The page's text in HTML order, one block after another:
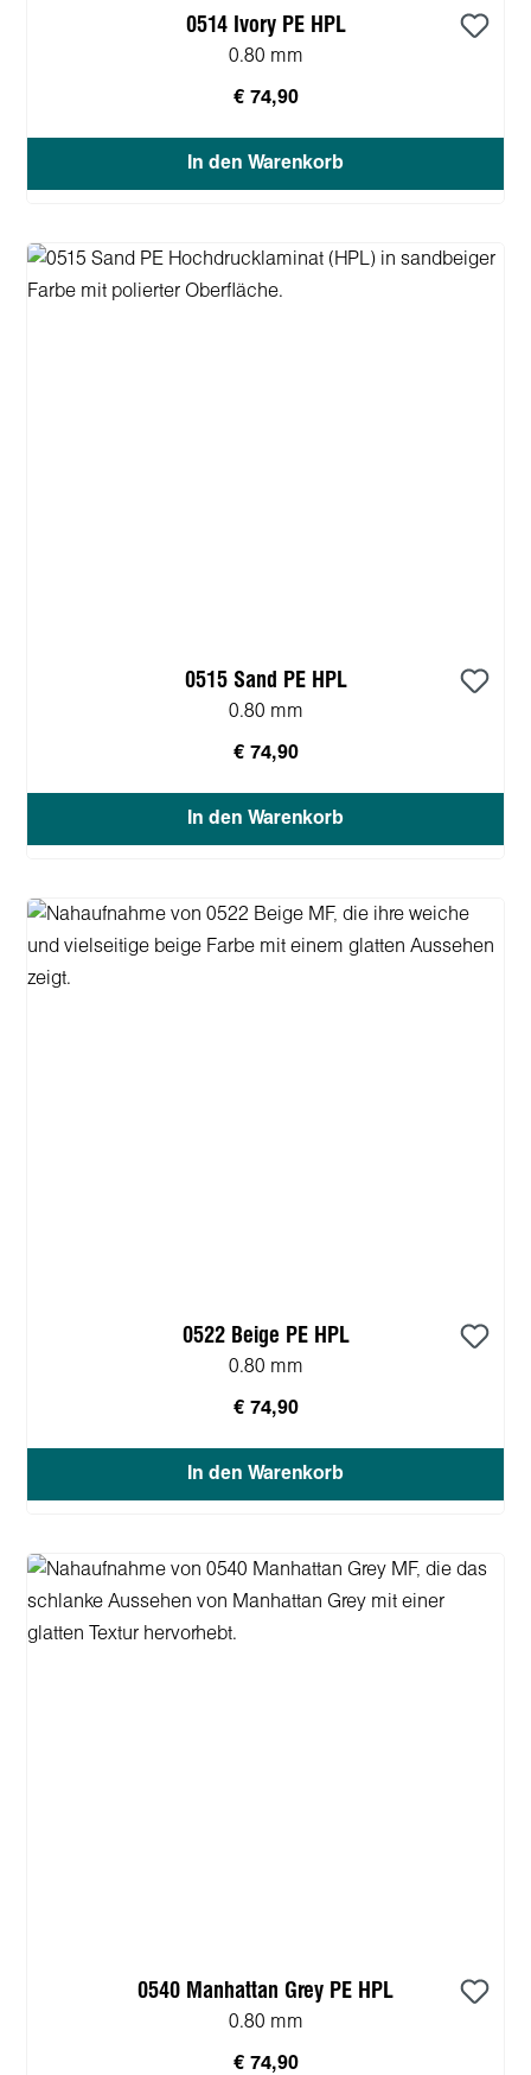
0514 Ivory PE HPL
0.80 mm
€ 74,90
In den Warenkorb
0515 Sand PE HPL
0.80 mm
€ 74,90
In den Warenkorb
0522 Beige PE HPL
0.80 mm
€ 74,90
In den Warenkorb
0540 Manhattan Grey PE HPL
0.80 mm
€ 74,90